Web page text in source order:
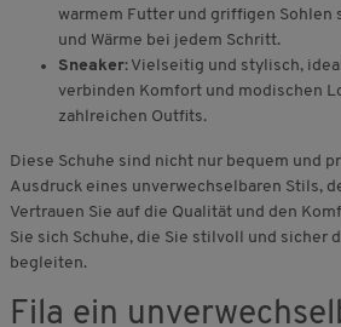
warmem Futter und griffigen Sohlen
und Wärme bei jedem Schritt.
Sneaker: Vielseitig und stylisch,
verbinden Komfort und modischen
zahlreichen Outfits.
Diese Schuhe sind nicht nur bequem und
Ausdruck eines unverwechselbaren Stils,
Vertrauen Sie auf die Qualität und den
Sie sich Schuhe, die Sie stilvoll und sicher
begleiten.
Fila ein